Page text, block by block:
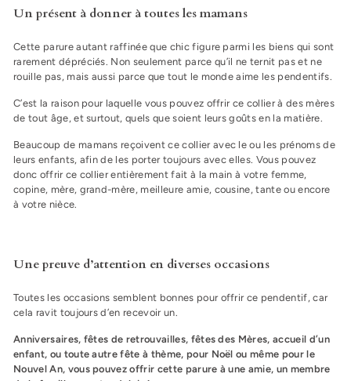
Un présent à donner à toutes les mamans
Cette parure autant raffinée que chic figure parmi les biens qui sont
rarement dépréciés. Non seulement parce qu’il ne ternit pas et ne
rouille pas, mais aussi parce que tout le monde aime les pendentifs.
C’est la raison pour laquelle vous pouvez offrir ce collier à des mères
de tout âge, et surtout, quels que soient leurs goûts en la matière.
Beaucoup de mamans reçoivent ce collier avec le ou les prénoms de
leurs enfants, afin de les porter toujours avec elles. Vous pouvez
donc offrir ce collier entièrement fait à la main à votre femme,
copine, mère, grand-mère, meilleure amie, cousine, tante ou encore
à votre nièce.
Une preuve d’attention en diverses occasions
Toutes les occasions semblent bonnes pour offrir ce pendentif, car
cela ravit toujours d’en recevoir un.
Anniversaires, fêtes de retrouvailles, fêtes des Mères, accueil d’un
enfant, ou toute autre fête à thème, pour Noël ou même pour le
Nouvel An, vous pouvez offrir cette parure à une amie, un membre